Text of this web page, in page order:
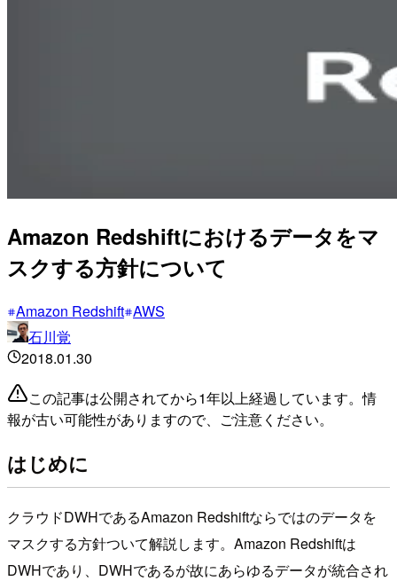
Amazon Redshiftにおけるデータをマ
スクする方針について
Amazon Redshift AWS
石川覚
2018.01.30
この記事は公開されてから1年以上経過しています。情
報が古い可能性がありますので、ご注意ください。
はじめに
クラウドDWHであるAmazon Redshiftならではのデータを
マスクする方針ついて解説します。Amazon Redshiftは
DWHであり、DWHであるが故にあらゆるデータが統合され